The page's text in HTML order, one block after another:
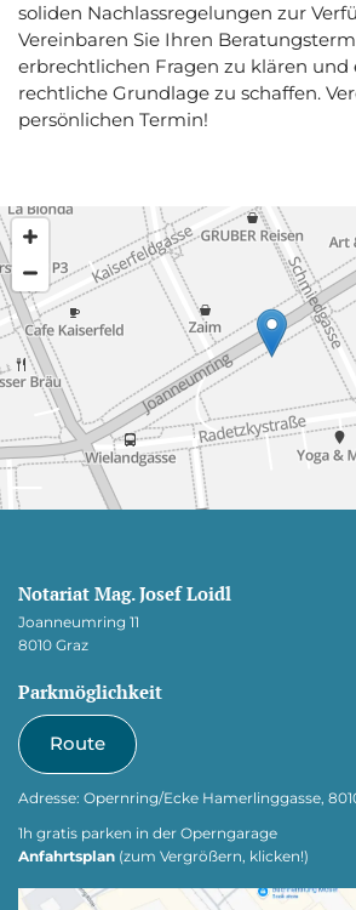
soliden Nachlassregelungen zur
Vereinbaren Sie Ihren
erbrechtlichen Fragen zu klären und
rechtliche Grundlage zu schaffen.
persönlichen Termin!
Notariat Mag. Josef Loidl
Joanneumring 11
8010 Graz
Parkmöglichkeit
Route
Adresse: Opernring/Ecke Hamerlinggasse,
1h gratis parken in der Operngarage
Anfahrtsplan (zum Vergrößern, klicken!)